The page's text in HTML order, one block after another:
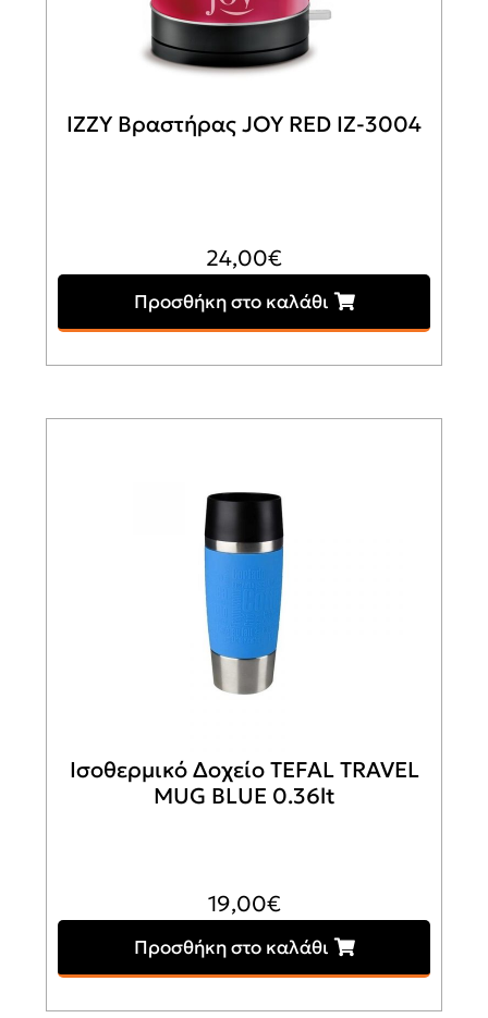
IZZY Βραστήρας JOY RED ΙΖ-3004
24,00€
Προσθήκη στο καλάθι
Ισοθερμικό Δοχείο TEFAL TRAVEL
MUG BLUE 0.36lt
19,00€
Προσθήκη στο καλάθι